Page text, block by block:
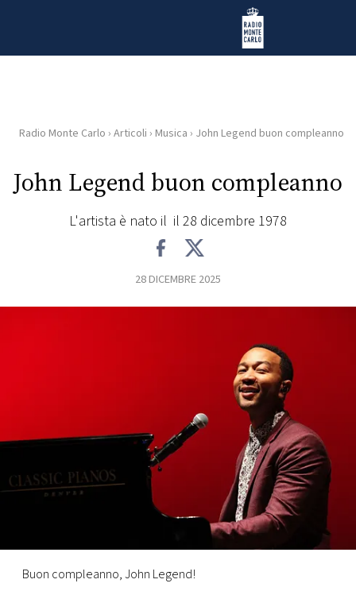
Radio Monte Carlo
HOME
RADIO
CONCORSI
EVENTI
TV
Radio Monte Carlo › Articoli › Musica › John Legend buon compleanno
John Legend buon compleanno
L'artista è nato il il 28 dicembre 1978
28 DICEMBRE 2025
Buon compleanno, John Legend!